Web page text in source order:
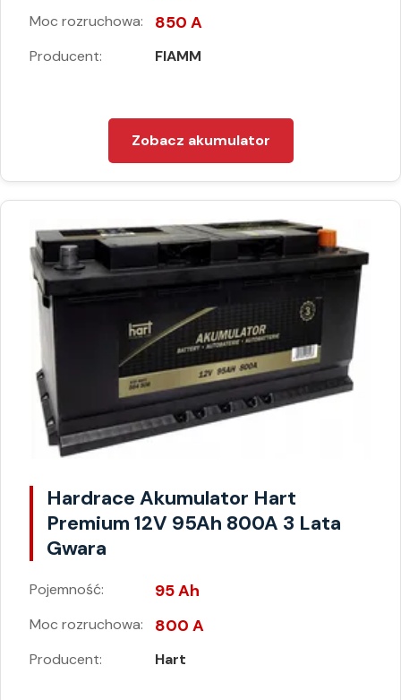
Moc rozruchowa: 850 A
Producent: FIAMM
Zobacz akumulator
Hardrace Akumulator Hart
Premium 12V 95Ah 800A 3 Lata
Gwara
Pojemność: 95 Ah
Moc rozruchowa: 800 A
Producent: Hart